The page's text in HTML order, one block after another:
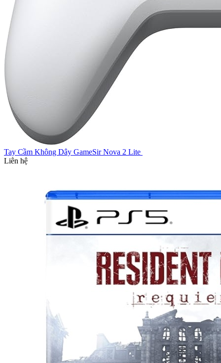
Tay Cầm Không Dây GameSir Nova 2 Lite
Liên hệ